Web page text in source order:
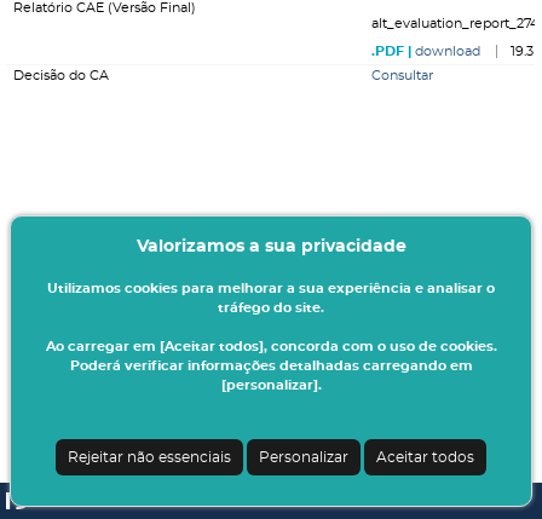
Relatório CAE (Versão Final)
download
19.3
Decisão do CA
Consultar
Valorizamos a sua privacidade
Utilizamos cookies para melhorar a sua experiência e analisar o
tráfego do site.
Ao carregar em [Aceitar todos], concorda com o uso de cookies.
Poderá verificar informações detalhadas carregando em
[personalizar].
Rejeitar não essenciais Personalizar Aceitar todos